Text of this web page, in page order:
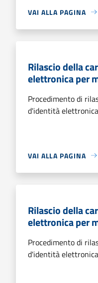
VAI ALLA PAGINA
Rilascio della
elettronica per
Procedimento di
d'identità
VAI ALLA PAGINA
Rilascio della
elettronica per
Procedimento di
d'identità